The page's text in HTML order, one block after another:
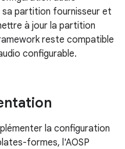
partition fournisseur et
à jour la partition
reste compatible
configurable.
la configuration
formes, l'AOSP